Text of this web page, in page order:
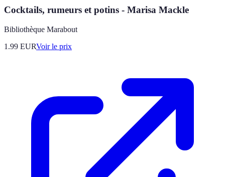
Cocktails, rumeurs et potins - Marisa Mackle
Bibliothèque Marabout
1.99 EURVoir le prix